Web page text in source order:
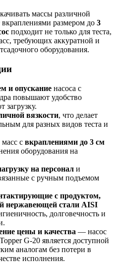
массы различной
размером до 3
подходит не только для теста,
требующих аккуратной и
оборудования.
и опускание насоса с
повышают удобство
загрузку.
вязкости, что делает
для разных видов теста и
с вкраплениями до 3 см
оборудования на
на персонал и
с ручным подъемом
с продуктом,
нержавеющей стали AISI
долговечность и
цены и качества — насос
G-20 является доступной
аналогам без потери в
исполнения.